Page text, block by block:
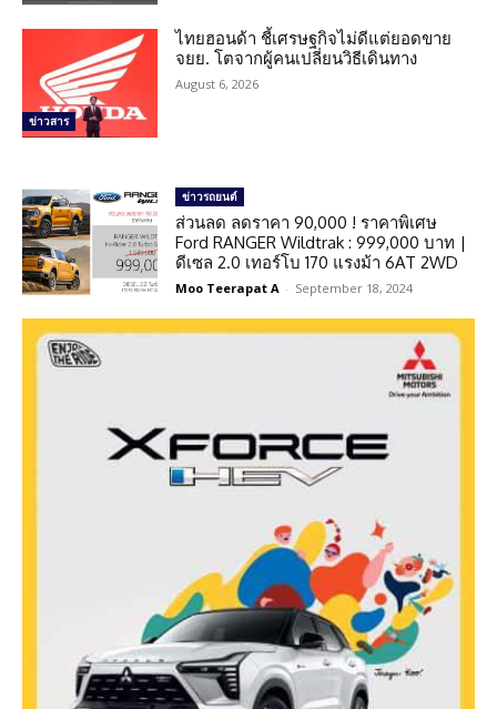
ข่าวสาร
ไทยฮอนด้า ชี้เศรษฐกิจไม่ดีแต่ยอดขาย
จยย. โตจากผู้คนเปลี่ยนวิธีเดินทาง
August 6, 2026
ข่าวรถยนต์
ส่วนลด ลดราคา 90,000 ! ราคาพิเศษ
Ford RANGER Wildtrak : 999,000 บาท |
ดีเซล 2.0 เทอร์โบ 170 แรงม้า 6AT 2WD
Moo Teerapat A - September 18, 2024